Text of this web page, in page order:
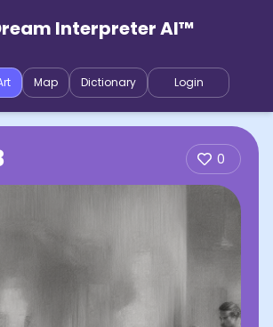
Interpreter AI™
Map Dictionary Login
0